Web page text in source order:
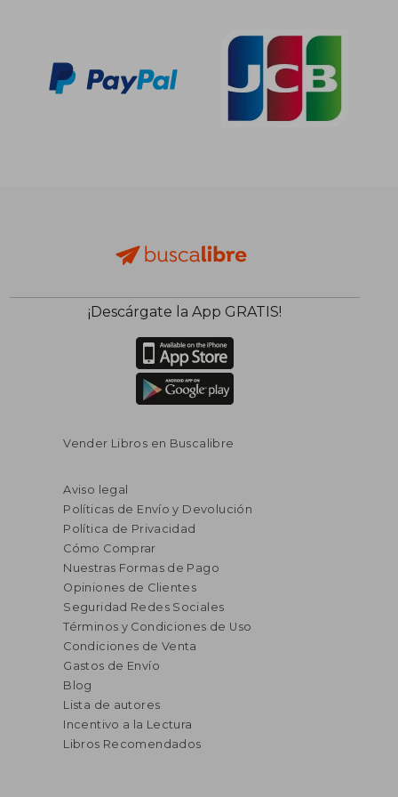
11,20 €
¡Descárgate la App GRATIS!
Vender Libros en Buscalibre
Aviso legal
Políticas de Envío y Devolución
Política de Privacidad
Cómo Comprar
Nuestras Formas de Pago
Opiniones de Clientes
Seguridad Redes Sociales
Términos y Condiciones de Uso
Condiciones de Venta
Gastos de Envío
Blog
Lista de autores
Incentivo a la Lectura
Libros Recomendados